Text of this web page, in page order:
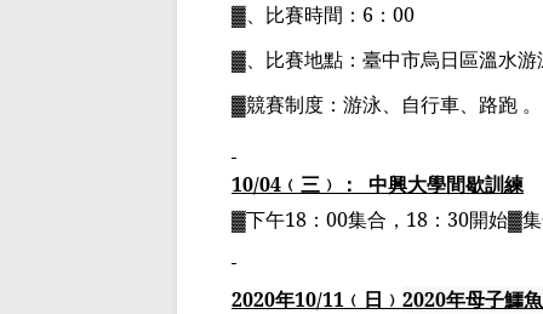
▓、比賽時間： 6 ： 00
▓、比賽地點： 臺中市烏日區溫水游
▓競賽制度：游泳、自行車、路跑 。
10/04 ﹙三﹚：
中興大學間歇訓練
▓下午18 ： 00集合， 18 ： 30開始▓
2020年10/11 ﹙日﹚ 2020年母子鱷